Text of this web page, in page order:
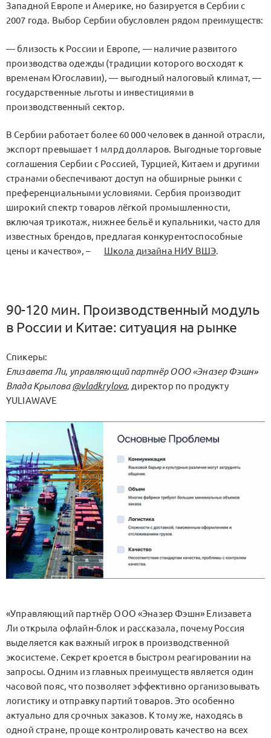
Западной Европе и Америке, но базируется в Сербии с
2007 года. Выбор Сербии обусловлен рядом преимуществ:
— близость к России и Европе, — наличие развитого
производства одежды (традиции которого восходят к
временам Югославии), — выгодный налоговый климат, —
государственные льготы и инвестициями в
производственный сектор.
В Сербии работает более 60 000 человек в данной отрасли,
экспорт превышает 1 млрд долларов. Выгодные торговые
соглашения Сербии с Россией, Турцией, Китаем и другими
странами обеспечивают доступ на обширные рынки с
преференциальными условиями. Сербия производит
широкий спектр товаров лёгкой промышленности,
включая трикотаж, нижнее бельё и купальники, часто для
известных брендов, предлагая конкурентоспособные
цены и качество», –
Школа дизайна НИУ ВШЭ.
90-120 мин. Производственный модуль
в России и Китае: ситуация на рынке
Спикеры:
Елизавета Ли, управляющий партнёр ООО «Эназер Фэшн»
Влада Крылова@vladkrylova, директор по продукту
YULIAWAVE
«Управляющий партнёр ООО «Эназер Фэшн» Елизавета
Ли открыла офлайн-блок и рассказала, почему Россия
выделяется как важный игрок в производственной
экосистеме. Секрет кроется в быстром реагировании на
запросы. Одним из главных преимуществ является один
часовой пояс, что позволяет эффективно организовывать
логистику и отправку партий товаров. Это особенно
актуально для срочных заказов. К тому же, находясь в
одной стране, проще контролировать качество на всех